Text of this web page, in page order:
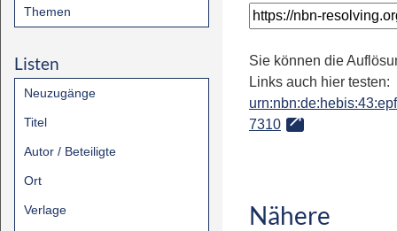
Themen
Listen
Neuzugänge
Titel
Autor / Beteiligte
Ort
Verlage
Sie können die
Links auch hier testen:
7310
Nähere